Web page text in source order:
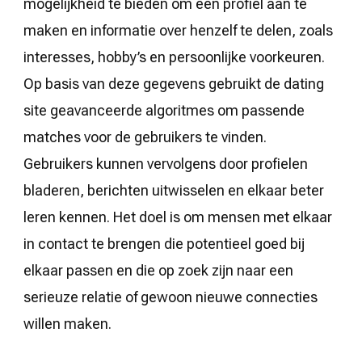
mogelijkheid te bieden om een profiel aan te
maken en informatie over henzelf te delen, zoals
interesses, hobby’s en persoonlijke voorkeuren.
Op basis van deze gegevens gebruikt de dating
site geavanceerde algoritmes om passende
matches voor de gebruikers te vinden.
Gebruikers kunnen vervolgens door profielen
bladeren, berichten uitwisselen en elkaar beter
leren kennen. Het doel is om mensen met elkaar
in contact te brengen die potentieel goed bij
elkaar passen en die op zoek zijn naar een
serieuze relatie of gewoon nieuwe connecties
willen maken.